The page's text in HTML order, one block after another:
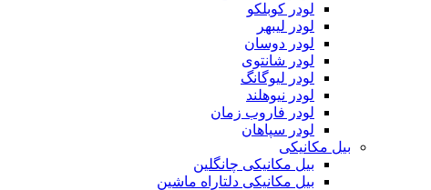
لودر کوبلکو
لودر لیبهر
لودر دوسان
لودر شانتوی
لودر لیوگانگ
لودر نیوهلند
لودر فاروب زمان
لودر سپاهان
بیل مکانیکی
بیل مکانیکی چانگلین
بیل مکانیکی دلتاراه ماشین